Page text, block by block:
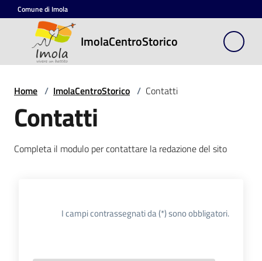
Vai al contenuto
Vai alla navigazione
Vai al footer
Comune di Imola
ImolaCentroStorico
ImolaCentroStorico
Imola in collaborazione
categoria
Home / ImolaCentroStorico / Contatti
Contatti
Completa il modulo per contattare la redazione del sito
I campi contrassegnati da (*) sono obbligatori.